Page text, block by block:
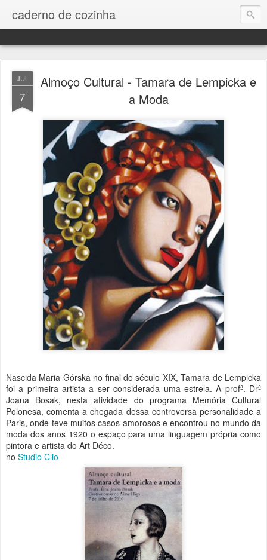
caderno de cozinha
JUL
7
Almoço Cultural - Tamara de Lempicka e
a Moda
Nascida Maria Górska no final do século XIX, Tamara de Lempicka
foi a primeira artista a ser considerada uma estrela. A profª. Drª
Joana Bosak, nesta atividade do programa Memória Cultural
Polonesa, comenta a chegada dessa controversa personalidade a
Paris, onde teve muitos casos amorosos e encontrou no mundo da
moda dos anos 1920 o espaço para uma linguagem própria como
pintora e artista do Art Déco.
no Studio Clio